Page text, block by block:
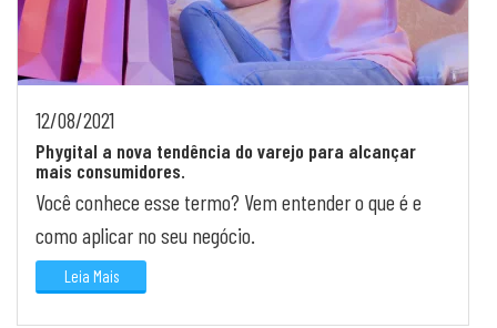
12/08/2021
Phygital a nova tendência do varejo para alcançar
mais consumidores.
Você conhece esse termo? Vem entender o que é e
como aplicar no seu negócio.
Leia Mais